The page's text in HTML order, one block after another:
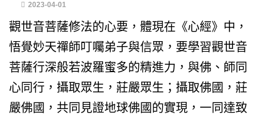
2023-04-01
觀世音菩薩修法的心要，體現在《心經》中，
悟覺妙天禪師叮囑弟子與信眾，要學習觀世音
菩薩行深般若波羅蜜多的精進力，與佛、師同
心同行，攝取眾生，莊嚴眾生；攝取佛國，莊
嚴佛國，共同見證地球佛國的實現，一同達致